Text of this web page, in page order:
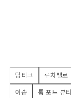
딥티크 루치펠로
이솝
톰 포드 뷰티